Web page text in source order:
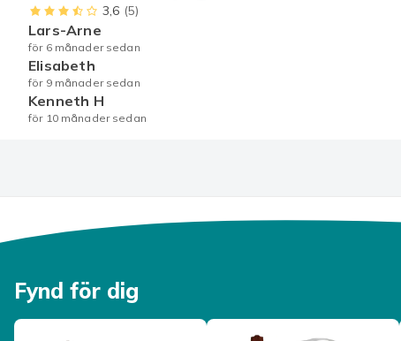
Oavsett om du är en entusiastisk nybörjare eller en
C30-setet det perfekta valet för att ta din
pålitlig hållbarhet kommer du att kunna skapa och
Enkelt och snabbt - inget syande krävs! Bara tryck
Lätt att använda - ta bort pluggen, placera
lösning.
Rädda dina favoritbyxor på några sekunder med
3,6 (5)
Lars-Arne
för 6 månader sedan
Elisabeth
för 9 månader sedan
Kenneth H
för 10 månader sedan
Fynd för dig